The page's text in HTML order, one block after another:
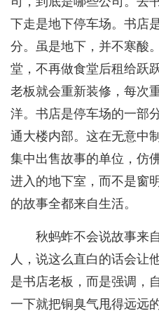
下走是地下停车场。书店
分。虽是地下，并不寒酸
堂，不再做食堂后租给跃
老板就会重新装修，每次
洋。书店是停车场的一部
通大楼内部。这在无意
集中出售故事的单位，仿
进入的地下室，而不是窗
的故事全都来自生活。
秋蚂蚱不会说故事来
人，说这么直白的话会让
是书店老板，而是强调，
一下就把铜臭气甩得远远